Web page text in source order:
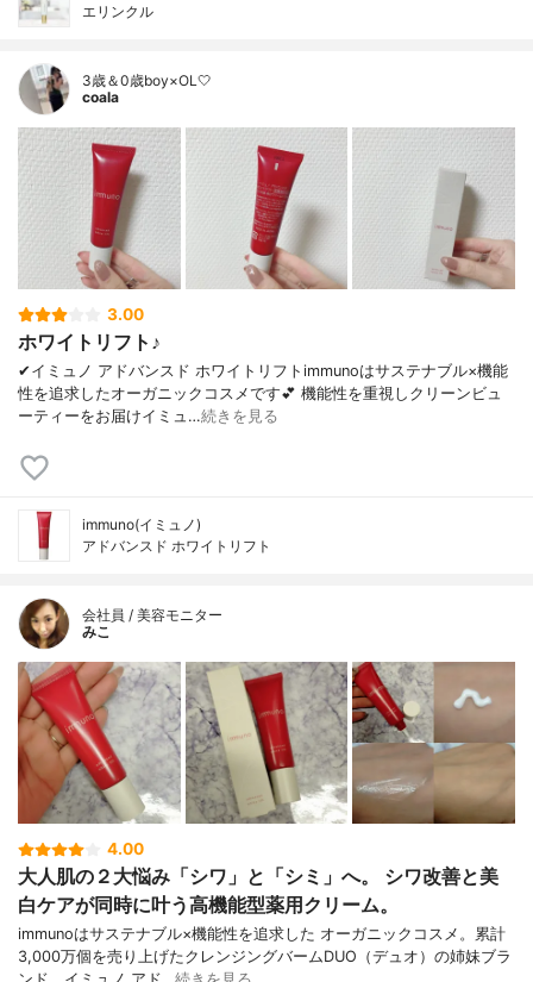
エリンクル
3歳＆0歳boy×OL🤍
coala
3.00
ホワイトリフト♪
✔︎イミュノ アドバンスド ホワイトリフトimmunoはサステナブル×機能
性を追求したオーガニックコスメです💕 機能性を重視しクリーンビュ
ーティーをお届けイミュ…続きを見る
immuno(イミュノ)
アドバンスド ホワイトリフト
会社員 / 美容モニター
みこ
4.00
大人肌の２大悩み「シワ」と「シミ」へ。 シワ改善と美
白ケアが同時に叶う高機能型薬用クリーム。
immunoはサステナブル×機能性を追求した オーガニックコスメ。累計
3,000万個を売り上げたクレンジングバームDUO（デュオ）の姉妹ブラ